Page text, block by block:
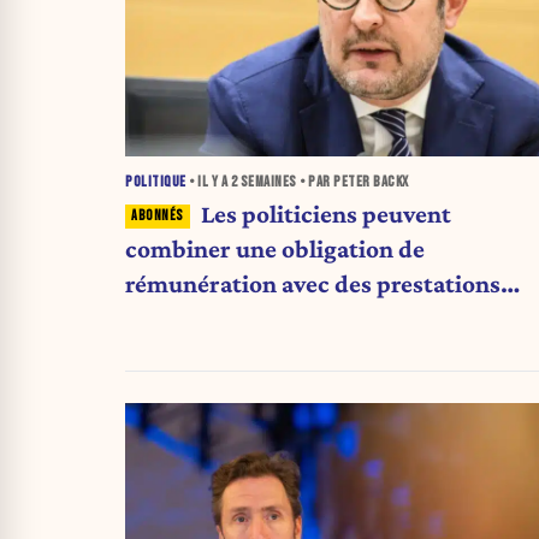
POLITIQUE • IL Y A2 SEMAINES • PAR PETER BACKX
Les politiciens peuvent
combiner une obligation de
rémunération avec des prestations